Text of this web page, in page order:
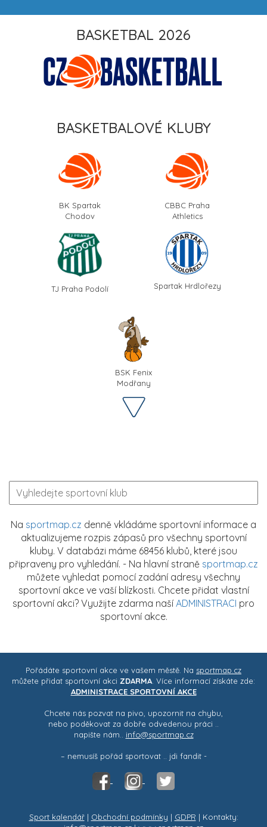
BASKETBAL 2026
BASKETBALOVÉ KLUBY
BK Spartak
Chodov
CBBC Praha
Athletics
TJ Praha Podolí Spartak Hrdlořezy
BSK Fenix
Modřany
Na sportmap.cz denně vkládáme sportovní informace a
aktualizujeme rozpis zápasů pro všechny sportovní
kluby. V databázi máme 68456 klubů, které jsou
připraveny pro vyhledání. - Na hlavní straně sportmap.cz
můžete vyhledat pomocí zadání adresy všechny
sportovní akce ve vaší blízkosti. Chcete přidat vlastní
sportovní akci? Využijte zdarma naší ADMINISTRACI pro
sportovní akce.
Pořádáte sportovní akce ve vašem městě. Na sportmap.cz
můžete přidat sportovní akci ZDARMA . Více informací získáte zde:
ADMINISTRACE SPORTOVNÍ AKCE
Chcete nás pozvat na pivo, upozornit na chybu,
nebo poděkovat za dobře odvedenou práci ..
napište nám.. info@sportmap.cz
– nemusíš pořád sportovat .. jdi fandit -
Sport kalendář| Obchodní podmínky | GDPR | Kontakty: